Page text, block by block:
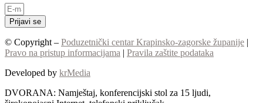
Prijavi se
© Copyright – Poduzetnički centar Krapinsko-zagorske županije |
Pravo na pristup informacijama | Pravila zaštite podataka
Developed by krMedia
DVORANA: Namještaj, konferencijski stol za 15 ljudi,